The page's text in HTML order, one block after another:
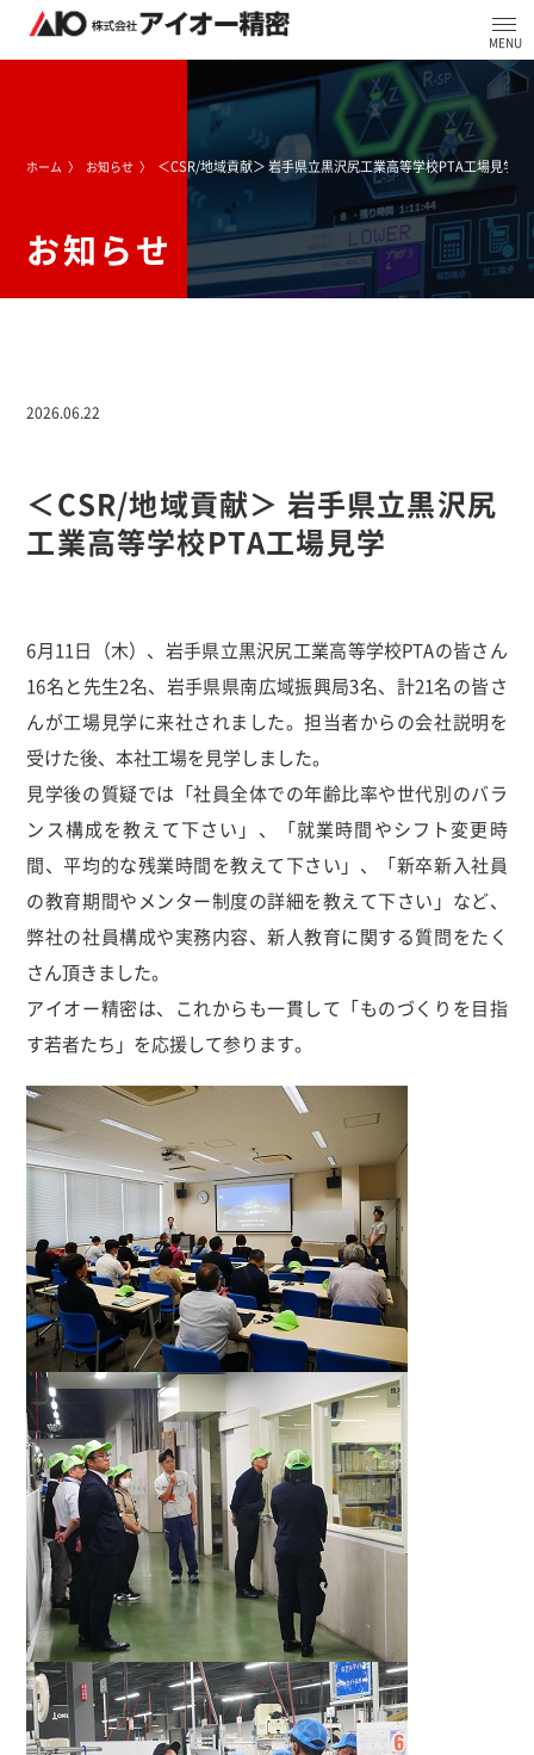
ホーム お知らせ ＜CSR/地域貢献＞ 岩手県立黒沢尻工業高等学校PTA工場見学
お知らせ
2026.06.22
＜CSR/地域貢献＞ 岩手県立黒沢尻
工業高等学校PTA工場見学
6月11日（木）、岩手県立黒沢尻工業高等学校PTAの皆さん
16名と先生2名、岩手県県南広域振興局3名、計21名の皆さ
んが工場見学に来社されました。担当者からの会社説明を
受けた後、本社工場を見学しました。
見学後の質疑では「社員全体での年齢比率や世代別のバラ
ンス構成を教えて下さい」、「就業時間やシフト変更時
間、平均的な残業時間を教えて下さい」、「新卒新入社員
の教育期間やメンター制度の詳細を教えて下さい」など、
弊社の社員構成や実務内容、新人教育に関する質問をたく
さん頂きました。
アイオー精密は、これからも一貫して「ものづくりを目指
す若者たち」を応援して参ります。